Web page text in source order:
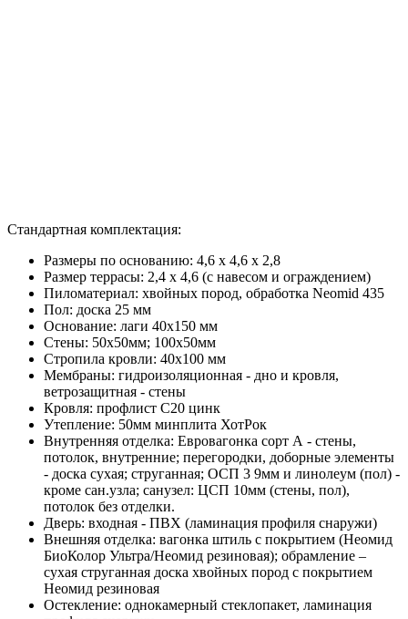
Стандартная комплектация:
Размеры по основанию: 4,6 х 4,6 х 2,8
Размер террасы: 2,4 x 4,6 (с навесом и ограждением)
Пиломатериал: хвойных пород, обработка Neomid 435
Пол: доска 25 мм
Основание: лаги 40х150 мм
Стены: 50х50мм; 100х50мм
Стропила кровли: 40х100 мм
Мембраны: гидроизоляционная - дно и кровля,
ветрозащитная - стены
Кровля: профлист С20 цинк
Утепление: 50мм минплита ХотРок
Внутренняя отделка: Евровагонка сорт А - стены,
потолок, внутренние; перегородки, доборные элементы
- доска сухая; струганная; ОСП 3 9мм и линолеум (пол) -
кроме сан.узла; санузел: ЦСП 10мм (стены, пол),
потолок без отделки.
Дверь: входная - ПВХ (ламинация профиля снаружи)
Внешняя отделка: вагонка штиль с покрытием (Неомид
БиоКолор Ультра/Неомид резиновая); обрамление –
сухая струганная доска хвойных пород с покрытием
Неомид резиновая
Остекление: однокамерный стеклопакет, ламинация